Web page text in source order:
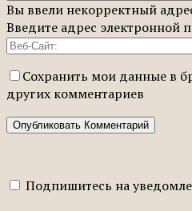
Вы ввели некорректный
Введите адрес электронной
Сохранить мои данные в
других комментариев
Подпишитесь на